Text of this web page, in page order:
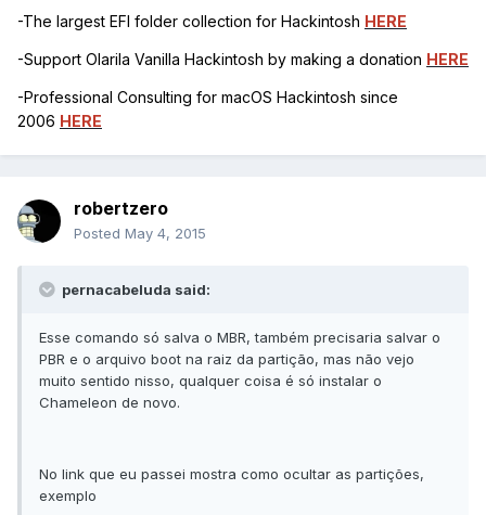
-The largest EFI folder collection for Hackintosh HERE
-Support Olarila Vanilla Hackintosh by making a donation HERE
-Professional Consulting for macOS Hackintosh since
2006 HERE
robertzero
Posted May 4, 2015
pernacabeluda said:
Esse comando só salva o MBR, também precisaria salvar o
PBR e o arquivo boot na raiz da partição, mas não vejo
muito sentido nisso, qualquer coisa é só instalar o
Chameleon de novo.
No link que eu passei mostra como ocultar as partições,
exemplo